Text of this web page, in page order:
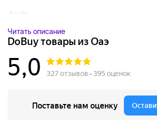
Apple...
Читать описание